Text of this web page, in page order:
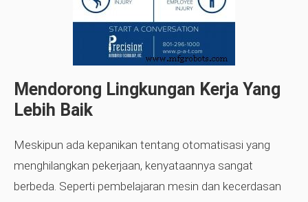
Mendorong Lingkungan Kerja Yang
Lebih Baik
Meskipun ada kepanikan tentang otomatisasi yang
menghilangkan pekerjaan, kenyataannya sangat
berbeda. Seperti pembelajaran mesin dan kecerdasan